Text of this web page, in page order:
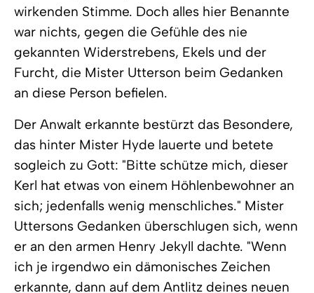
wirkenden Stimme. Doch alles hier Benannte
war nichts, gegen die Gefühle des nie
gekannten Widerstrebens, Ekels und der
Furcht, die Mister Utterson beim Gedanken
an diese Person befielen.
Der Anwalt erkannte bestürzt das Besondere,
das hinter Mister Hyde lauerte und betete
sogleich zu Gott: "Bitte schütze mich, dieser
Kerl hat etwas von einem Höhlenbewohner an
sich; jedenfalls wenig menschliches." Mister
Uttersons Gedanken überschlugen sich, wenn
er an den armen Henry Jekyll dachte. "Wenn
ich je irgendwo ein dämonisches Zeichen
erkannte, dann auf dem Antlitz deines neuen